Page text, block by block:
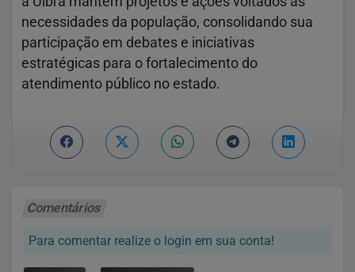
necessidades da população, consolidando sua
participação em debates e iniciativas
estratégicas para o fortalecimento do
atendimento público no estado.
Comentários
Para comentar realize o login em sua conta!